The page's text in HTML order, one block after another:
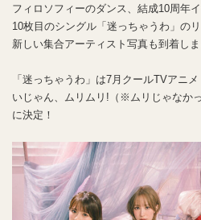
フィロソフィーのダンス、結成10周年
10枚目のシングル「迷っちゃうわ」の
新しい集合アーティスト写真も到着しま
「迷っちゃうわ」は7月クールTVアニメ
いじゃん、ムリムリ!（※ムリじゃなか
に決定！